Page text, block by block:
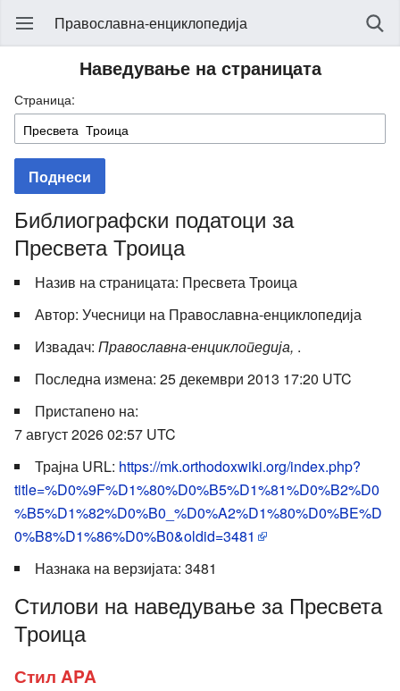
Православна-енциклопедија
Наведување на страницата
Страница:
Поднеси
Библиографски податоци за
Пресвета Троица
Назив на страницата: Пресвета Троица
Автор: Учесници на Православна-енциклопедија
Извадач: Православна-енциклопедија, .
Последна измена: 25 декември 2013 17:20 UTC
Пристапено на:
7 август 2026 02:57 UTC
Трајна URL: https://mk.orthodoxwiki.org/index.php?
title=%D0%9F%D1%80%D0%B5%D1%81%D0%B2%D0
%B5%D1%82%D0%B0_%D0%A2%D1%80%D0%BE%D
0%B8%D1%86%D0%B0&oldid=3481
Назнака на верзијата: 3481
Стилови на наведување за Пресвета
Троица
Стил APA